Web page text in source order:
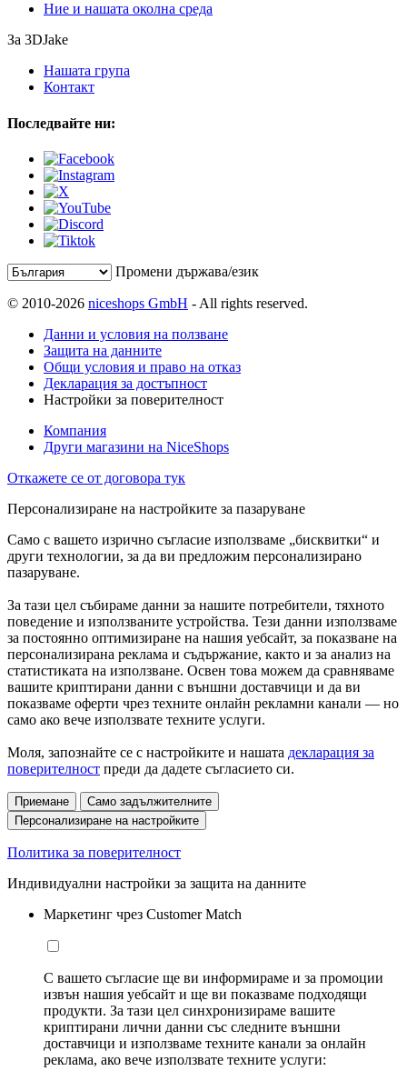
Ние и нашата околна среда
За 3DJake
Нашата група
Контакт
Последвайте ни:
Промени държава/език
© 2010-2026 niceshops GmbH - All rights reserved.
Данни и условия на ползване
Защита на данните
Общи условия и право на отказ
Декларация за достъпност
Настройки за поверителност
Компания
Други магазини на NiceShops
Откажете се от договора тук
Персонализиране на настройките за пазаруване
Само с вашето изрично съгласие използваме „бисквитки“ и
други технологии, за да ви предложим персонализирано
пазаруване.
За тази цел събираме данни за нашите потребители, тяхното
поведение и използваните устройства. Тези данни използваме
за постоянно оптимизиране на нашия уебсайт, за показване на
персонализирана реклама и съдържание, както и за анализ на
статистиката на използване. Освен това можем да сравняваме
вашите криптирани данни с външни доставчици и да ви
показваме оферти чрез техните онлайн рекламни канали — но
само ако вече използвате техните услуги.
Моля, запознайте се с настройките и нашата декларация за
поверителност преди да дадете съгласието си.
Приемане
Само задължителните
Персонализиране на настройките
Политика за поверителност
Индивидуални настройки за защита на данните
Маркетинг чрез Customer Match
С вашето съгласие ще ви информираме и за промоции
извън нашия уебсайт и ще ви показваме подходящи
продукти. За тази цел синхронизираме вашите
криптирани лични данни със следните външни
доставчици и използваме техните канали за онлайн
реклама, ако вече използвате техните услуги: